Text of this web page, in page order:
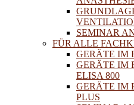
SEMINAR
FÜR ALLE
GERÄTE IM
GERÄTE IM
ELISA 800
GERÄTE IM
PLUS